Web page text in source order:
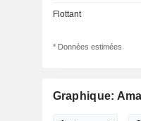
Flottant
* Données estimées
Graphique: